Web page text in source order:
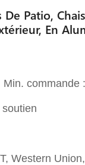
Patio,
En
commande
Western